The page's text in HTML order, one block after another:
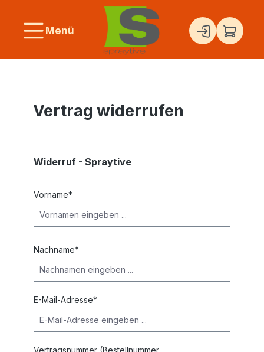
Menü
Vertrag widerrufen
Widerruf - Spraytive
Vorname*
Nachname*
E-Mail-Adresse*
Vertragsnummer (Bestellnummer,